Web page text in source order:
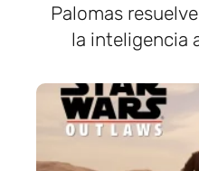
Palomas
la inteligencia